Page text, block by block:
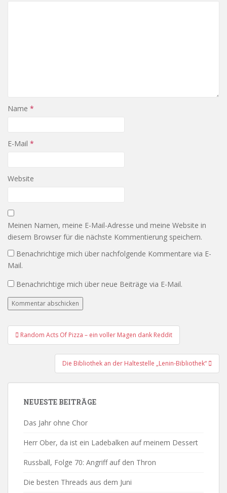
Name *
E-Mail *
Website
Meinen Namen, meine E-Mail-Adresse und meine Website in
diesem Browser für die nächste Kommentierung speichern.
Benachrichtige mich über nachfolgende Kommentare via E-
Mail.
Benachrichtige mich über neue Beiträge via E-Mail.
Beitrags-
Navigation
Random Acts Of Pizza – ein voller Magen dank Reddit
Die Bibliothek an der Haltestelle „Lenin-Bibliothek“
NEUESTE BEITRÄGE
Das Jahr ohne Chor
Herr Ober, da ist ein Ladebalken auf meinem Dessert
Russball, Folge 70: Angriff auf den Thron
Die besten Threads aus dem Juni